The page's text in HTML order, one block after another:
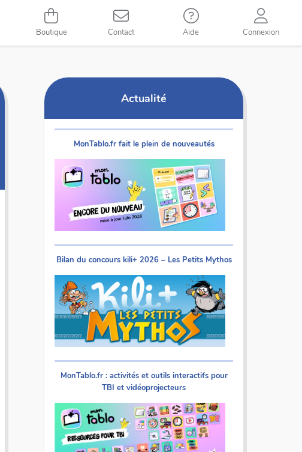
Boutique Contact Aide Connexion
Actualité
MonTablo.fr fait le plein de nouveautés
Bilan du concours kili+ 2026 – Les Petits Mythos
MonTablo.fr : activités et outils interactifs pour
TBI et vidéoprojecteurs